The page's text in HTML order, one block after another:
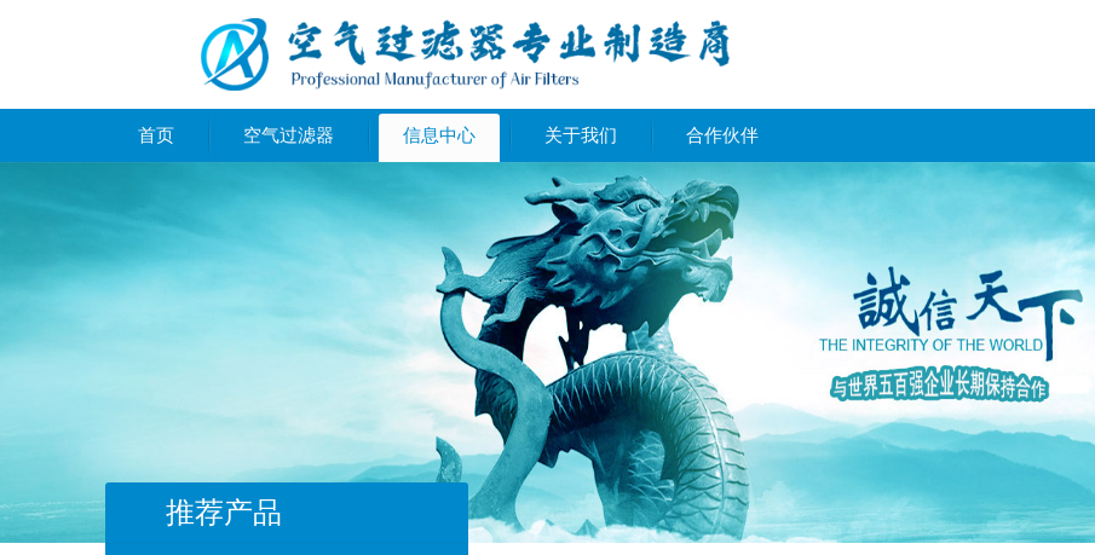
首页 空气过滤器 信息中心 关于我们 合作伙伴
推荐产品